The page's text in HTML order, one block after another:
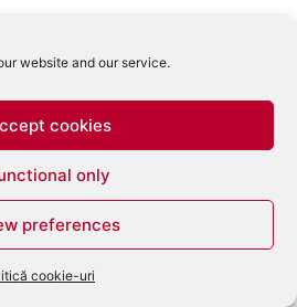
website and our service.
cookies
only
preferences
cookie-uri